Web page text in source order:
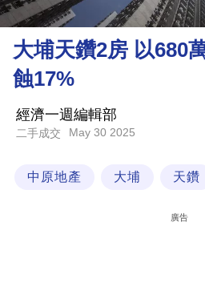
理
財
業
科
大埔天鑽2房 以680
蝕17%
經濟一週編輯部
二手成交 May 30 2025
中原地產 大埔 天鑽
廣告